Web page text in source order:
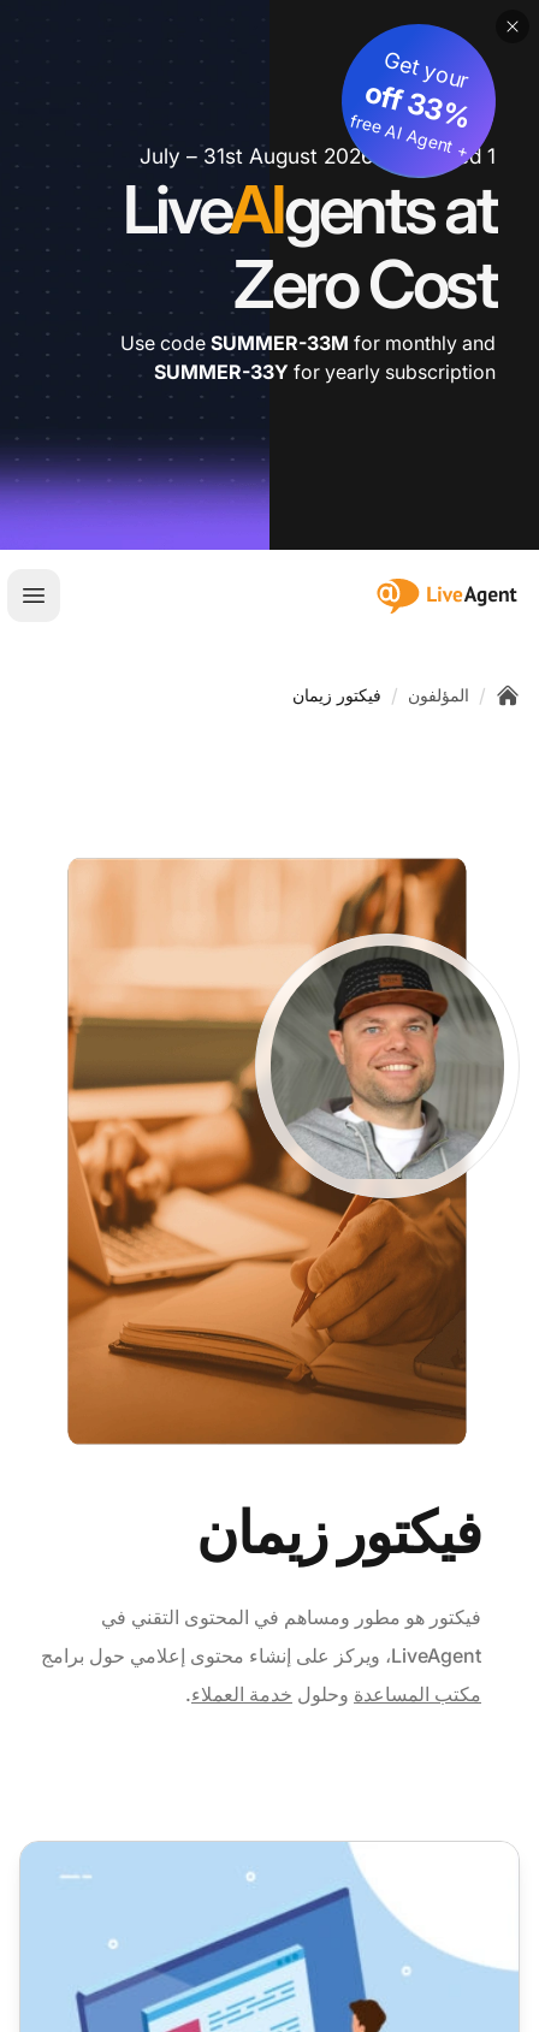
1 July – 31st August 2026 *extended
LiveAIgents at
Zero Cost
Get your
3
3
%
o
ff
+
fre
e
A
I A
g
e
nt
Use code SUMMER-33M for monthly and
SUMMER-33Y for yearly subscription
:site.title
فتح
/ المؤلفون / فيكتور زيمان
فيكتور زيمان
فيكتور هو مطور ومساهم في المحتوى التقني في
LiveAgent، ويركز على إنشاء محتوى إعلامي حول برامج
مكتب المساعدة وحلول خدمة العملاء.
كيفية إنشاء قاعدة معرفة داخلية: الدليل الشامل